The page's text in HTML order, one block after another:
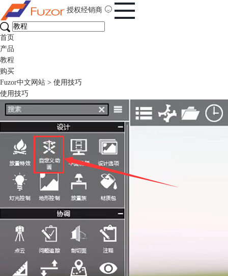
授权经销商
首页
产品
教程
购买
Fuzor中文网站 > 使用技巧
使用技巧